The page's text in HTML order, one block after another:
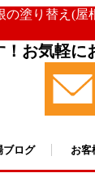
塗り替え(屋
！お気軽に
ブログ お客